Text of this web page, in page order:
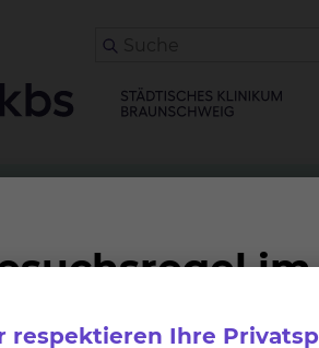
Patientinnen
respektieren Ihre